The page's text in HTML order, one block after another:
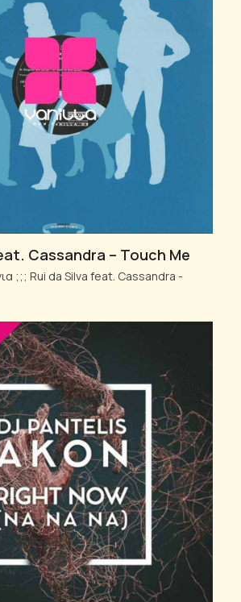
Cassandra – Touch Me
;;; Rui da Silva feat. Cassandra -